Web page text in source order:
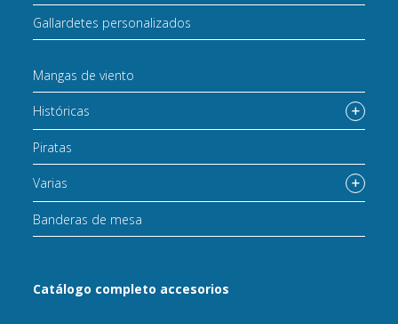
Gallardetes personalizados
Mangas de viento
Históricas
Piratas
Varias
Banderas de mesa
Catálogo completo accesorios